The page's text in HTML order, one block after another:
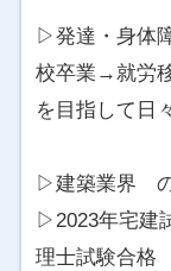
▷発達・身体
校卒業→就労
を目指して日
▷建築業界
▷2023年宅建
理士試験合格